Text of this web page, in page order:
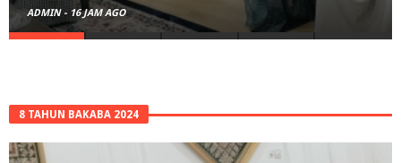
ADMIN - 1 HARI AGO
8 TAHUN BAKABA 2024